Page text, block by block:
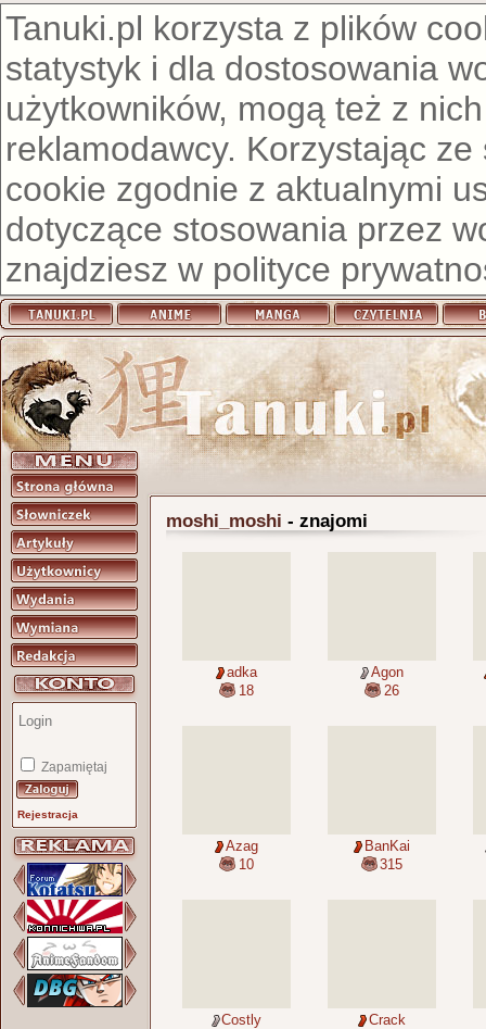
Tanuki.pl korzysta z plików
statystyk i dla dostosowania
użytkowników, mogą też z
reklamodawcy. Korzystając
cookie zgodnie z aktualnymi
dotyczące stosowania przez
znajdziesz w polityce
Zapamiętaj
Rejestracja
moshi_moshi - znajomi
adka
18
Agon
26
Azag
10
BanKai
315
Costly
Crack